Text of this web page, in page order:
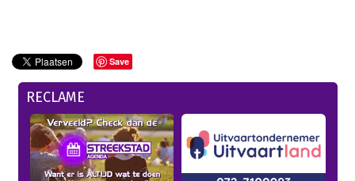
Save
RECLAME